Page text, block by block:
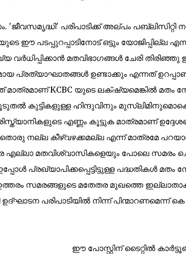
'ജീവസമൃദ്ധി' പരിപാടിക്ക് അല്പം
ഈ പടപ്പുറപ്പാടിനോട് ഒട്ടും യോജിപ്പില്ല
വര്‍ധിപ്പിക്കാന്‍ മതവിഭാഗങ്ങള്‍ ചേരി
പ്രത്യാഘാതങ്ങള്‍ ഉണ്ടാക്കും എന്നത്
മാത്രമാണ് KCBC യുടെ ലക്‌ഷ്യമെങ്കില്‍
കുട്ടികളുള്ള ഹിന്ദുവിനും
എണ്ണം കൂട്ടുക മാത്രമാണ്
നല്ല കീഴ്വഴക്കമല്ല എന്ന് മാത്രമേ
എല്ലാ മതവിശ്വാസികളെയും പോലെ
പ്രഖ്യാപിക്കപ്പെട്ടിട്ടുള്ള പദ്ധതികള്‍ മതം
സമരങ്ങളുടെ മതേതര മുഖത്തെ
ഉദ്ഘാടന പരിപാടിയില്‍ നിന്ന് പിന്മാറണമെന്ന്
ഈ പോസ്റ്റിന് ടൈറ്റില്‍